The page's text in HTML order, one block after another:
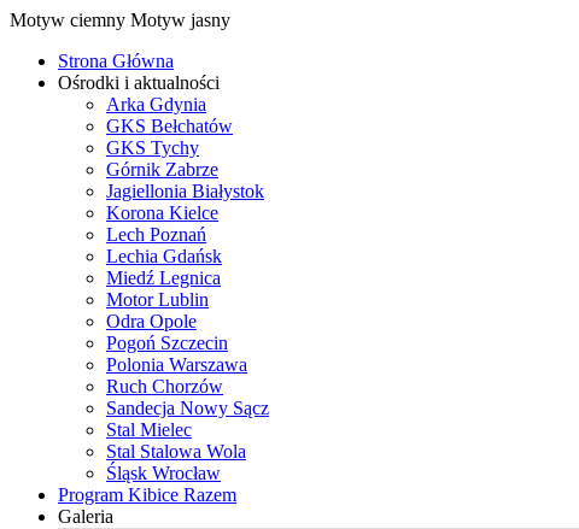
Motyw ciemny Motyw jasny
Strona Główna
Ośrodki i aktualności
Arka Gdynia
GKS Bełchatów
GKS Tychy
Górnik Zabrze
Jagiellonia Białystok
Korona Kielce
Lech Poznań
Lechia Gdańsk
Miedź Legnica
Motor Lublin
Odra Opole
Pogoń Szczecin
Polonia Warszawa
Ruch Chorzów
Sandecja Nowy Sącz
Stal Mielec
Stal Stalowa Wola
Śląsk Wrocław
Program Kibice Razem
Galeria